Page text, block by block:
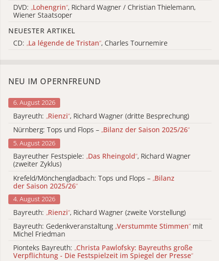
DVD: „Lohengrin“, Richard Wagner / Christian Thielemann,
Wiener Staatsoper
NEUESTER ARTIKEL
CD: „La légende de Tristan“, Charles Tournemire
NEU IM OPERNFREUND
6. August 2026
Bayreuth: „Rienzi“, Richard Wagner (dritte Besprechung)
Nürnberg: Tops und Flops – „Bilanz der Saison 2025/26“
5. August 2026
Bayreuther Festspiele: „Das Rheingold“, Richard Wagner
(zweiter Zyklus)
Krefeld/Mönchengladbach: Tops und Flops – „Bilanz
der Saison 2025/26“
4. August 2026
Bayreuth: „Rienzi“, Richard Wagner (zweite Vorstellung)
Bayreuth: Gedenkveranstaltung „Verstummte Stimmen“ mit
Michel Friedman
Pionteks Bayreuth: „Christa Pawlofsky: Bayreuths große
Verpflichtung - Die Festspielzeit im Spiegel der Presse“